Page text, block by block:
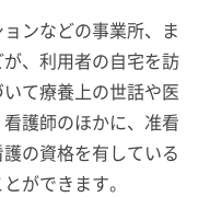
ンなどの事業所、ま
、利用者の自宅を訪
て療養上の世話や医
護師のほかに、准看
の資格を有している
ができます。